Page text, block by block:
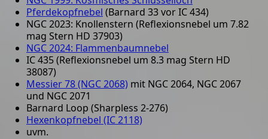
Pferdekopfnebel (Barnard 33 vor IC 434)
NGC 2023: Knollenstern (Reflexionsnebel um 7.82
mag Stern HD 37903)
NGC 2024: Flammenbaumnebel
IC 435 (Reflexionsnebel um 8.3 mag Stern HD
38087)
Messier 78 (NGC 2068) mit NGC 2064, NGC 2067
und NGC 2071
Barnard Loop (Sharpless 2-276)
Hexenkopfnebel (IC 2118)
uvm.